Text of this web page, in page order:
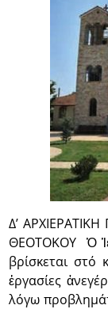
Δ’
ΘΕΟΤΟΚΟΥ Ὁ
βρίσκεται στό
ἐργασίες
λόγω